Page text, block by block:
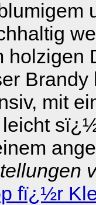
holzigen
mit
leicht
fï¿½r